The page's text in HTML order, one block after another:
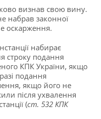
визнав свою вину.
набрав законної
оскарження.
набирає
строку подання
КПК України, якщо
подання
якщо його не
після ухвалення
(ст. 532 КПК